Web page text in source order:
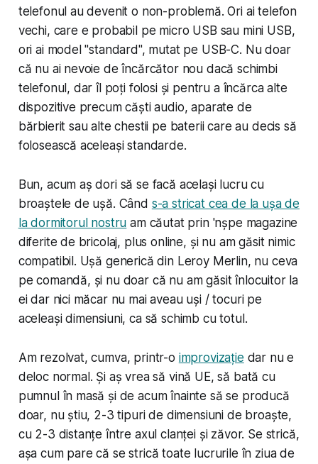
telefonul au devenit o non-problemă. Ori ai telefon
vechi, care e probabil pe micro USB sau mini USB,
ori ai model "standard", mutat pe USB-C. Nu doar
că nu ai nevoie de încărcător nou dacă schimbi
telefonul, dar îl poți folosi și pentru a încărca alte
dispozitive precum căști audio, aparate de
bărbierit sau alte chestii pe baterii care au decis să
folosească aceleași standarde.
Bun, acum aș dori să se facă același lucru cu
broaștele de ușă. Când s-a stricat cea de la ușa de
la dormitorul nostru am căutat prin 'nșpe magazine
diferite de bricolaj, plus online, și nu am găsit nimic
compatibil. Ușă generică din Leroy Merlin, nu ceva
pe comandă, și nu doar că nu am găsit înlocuitor la
ei dar nici măcar nu mai aveau uși / tocuri pe
aceleași dimensiuni, ca să schimb cu totul.
Am rezolvat, cumva, printr-o improvizație dar nu e
deloc normal. Și aș vrea să vină UE, să bată cu
pumnul în masă și de acum înainte să se producă
doar, nu știu, 2-3 tipuri de dimensiuni de broaște,
cu 2-3 distanțe între axul clanței și zăvor. Se strică,
așa cum pare că se strică toate lucrurile în ziua de